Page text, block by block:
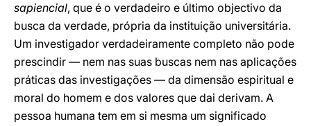
sapiencial, que é o verdadeiro e último objectivo da
busca da verdade, própria da instituição universitária.
Um investigador verdadeiramente completo não pode
prescindir — nem nas suas buscas nem nas aplicações
práticas das investigações — da dimensão espiritual e
moral do homem e dos valores que dai derivam. A
pessoa humana tem em si mesma um significado